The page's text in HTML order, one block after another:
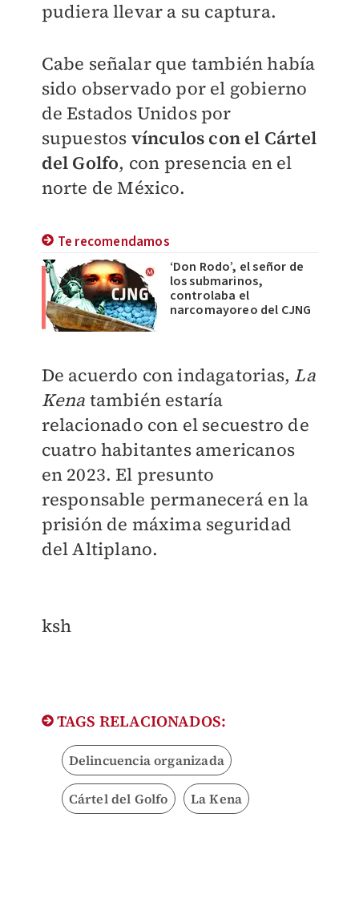
pudiera llevar a su captura.
Cabe señalar que también había
sido observado por el gobierno
de Estados Unidos por
supuestos vínculos con el Cártel
del Golfo, con presencia en el
norte de México.
Te recomendamos
‘Don Rodo’, el señor de
los submarinos,
controlaba el
narcomayoreo del CJNG
De acuerdo con indagatorias, La
Kena también estaría
relacionado con el secuestro de
cuatro habitantes americanos
en 2023. El presunto
responsable permanecerá en la
prisión de máxima seguridad
del Altiplano.
ksh
TAGS RELACIONADOS:
Delincuencia organizada
Cártel del Golfo La Kena